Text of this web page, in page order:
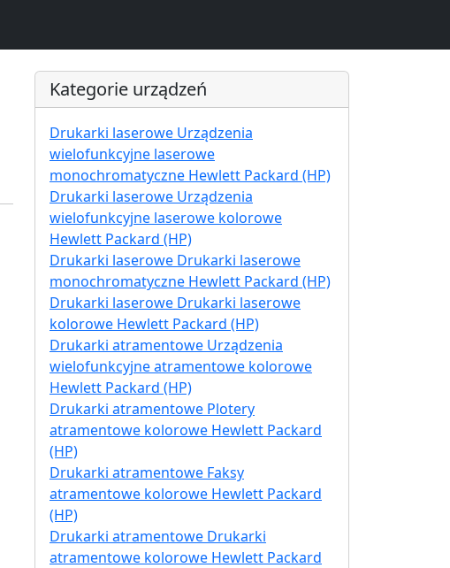
Kategorie urządzeń
Drukarki laserowe Urządzenia
wielofunkcyjne laserowe
monochromatyczne Hewlett Packard (HP)
Drukarki laserowe Urządzenia
wielofunkcyjne laserowe kolorowe
Hewlett Packard (HP)
Drukarki laserowe Drukarki laserowe
monochromatyczne Hewlett Packard (HP)
Drukarki laserowe Drukarki laserowe
kolorowe Hewlett Packard (HP)
Drukarki atramentowe Urządzenia
wielofunkcyjne atramentowe kolorowe
Hewlett Packard (HP)
Drukarki atramentowe Plotery
atramentowe kolorowe Hewlett Packard
(HP)
Drukarki atramentowe Faksy
atramentowe kolorowe Hewlett Packard
(HP)
Drukarki atramentowe Drukarki
atramentowe kolorowe Hewlett Packard